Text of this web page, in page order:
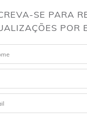
SE PARA
POR